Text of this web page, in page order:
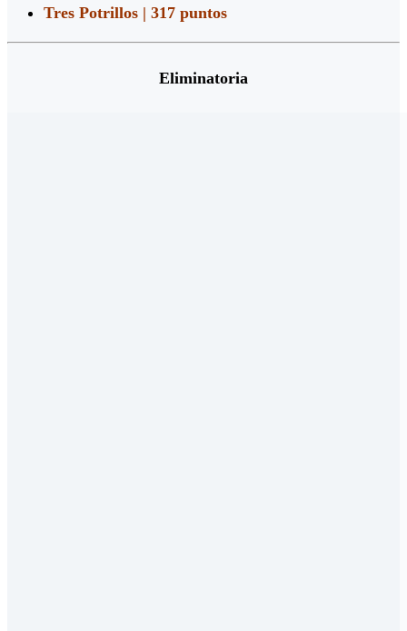
Tres Potrillos | 317 puntos
Eliminatoria